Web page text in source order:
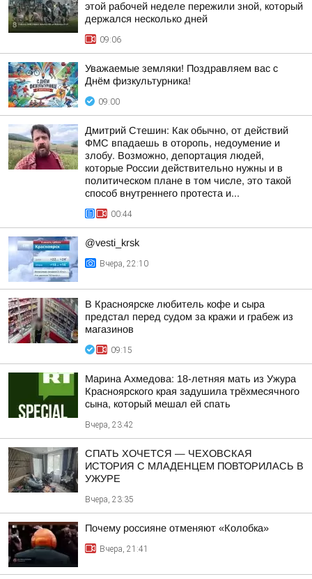
этой рабочей неделе пережили зной, который
держался несколько дней
09:06
Уважаемые земляки! Поздравляем вас с
Днём физкультурника!
09:00
Дмитрий Стешин: Как обычно, от действий
ФМС впадаешь в оторопь, недоумение и
злобу. Возможно, депортация людей,
которые России действительно нужны и в
политическом плане в том числе, это такой
способ внутреннего протеста и...
00:44
@vesti_krsk
Вчера, 22:10
В Красноярске любитель кофе и сыра
предстал перед судом за кражи и грабеж из
магазинов
09:15
Марина Ахмедова: 18-летняя мать из Ужура
Красноярского края задушила трёхмесячного
сына, который мешал ей спать
Вчера, 23:42
СПАТЬ ХОЧЕТСЯ — ЧЕХОВСКАЯ
ИСТОРИЯ С МЛАДЕНЦЕМ ПОВТОРИЛАСЬ В
УЖУРЕ
Вчера, 23:35
Почему россияне отменяют «Колобка»
Вчера, 21:41